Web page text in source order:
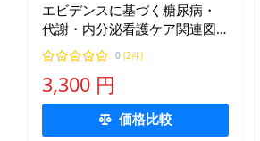
エビデンスに基づく糖尿病・
代謝・内分泌看護ケア関連図/
任和子/細田公則
0 (2件)
3,300 円
価格比較